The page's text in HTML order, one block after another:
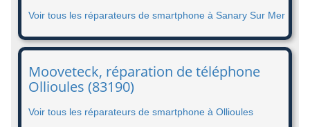
Voir tous les réparateurs de smartphone à Sanary Sur Mer
Mooveteck, réparation de téléphone
Ollioules (83190)
Voir tous les réparateurs de smartphone à Ollioules